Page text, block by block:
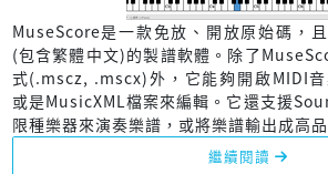
MuseScore是一款免放、開放原始碼，
(包含繁體中文)的製譜軟體。除了
式(.mscz, .mscx)外，它能夠開啟MIDI
或是MusicXML檔案來編輯。它還支援
限種樂器來演奏樂譜，或將樂譜輸出成高
繼續閱讀